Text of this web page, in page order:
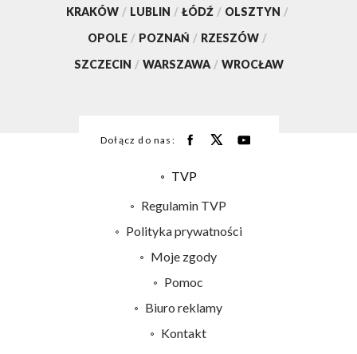
KRAKÓW / LUBLIN / ŁÓDŹ / OLSZTYN /
OPOLE / POZNAŃ / RZESZÓW /
SZCZECIN / WARSZAWA / WROCŁAW
Dołącz do nas:
TVP
Centrum informacji TVP
Naziemna Telewizja Cyfrowa
Regulamin TVP
Polityka prywatności
Moje zgody
Pomoc
Biuro reklamy
Kontakt